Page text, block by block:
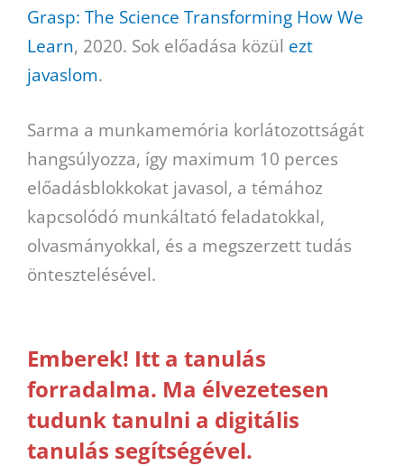
Grasp: The Science Transforming How We
Learn, 2020. Sok előadása közül ezt
javaslom.
Sarma a munkamemória korlátozottságát
hangsúlyozza, így maximum 10 perces
előadásblokkokat javasol, a témához
kapcsolódó munkáltató feladatokkal,
olvasmányokkal, és a megszerzett tudás
öntesztelésével.
Emberek! Itt a tanulás
forradalma. Ma élvezetesen
tudunk tanulni a digitális
tanulás segítségével.